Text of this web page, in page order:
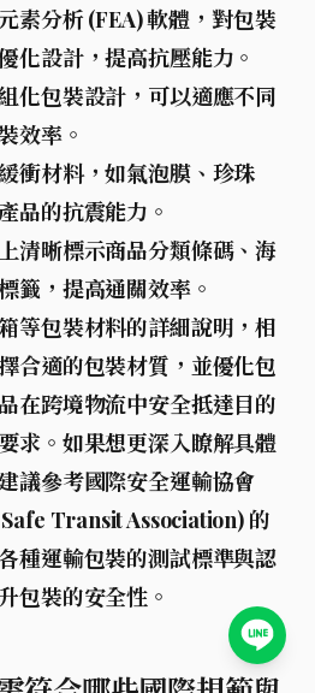
素分析 (FEA) 軟體，對包裝
化設計，提高抗壓能力。
化包裝設計，可以適應不同
效率。
衝材料，如氣泡膜、珍珠
品的抗震能力。
清晰標示商品分類條碼、海
籤，提高通關效率。
等包裝材料的詳細說明，相
合適的包裝材質，並優化包
在跨境物流中安全抵達目的
求。如果想更深入瞭解具體
議參考國際安全運輸協會
Transit Association) 的
種運輸包裝的測試標準與認
包裝的安全性。